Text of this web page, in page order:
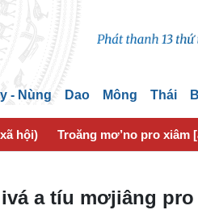
- Nùng Dao Mông Thái
hội) Troăng mơ’no pro xiâm
a tíu mơjiâng